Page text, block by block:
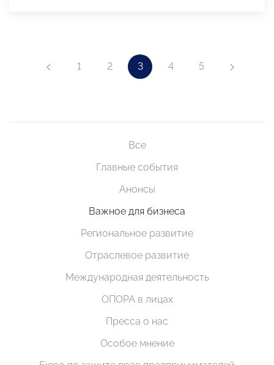
1 2 3 4 5
Все
Главные события
Анонсы
Важное для бизнеса
Региональное развитие
Отраслевое развитие
Международная деятельность
ОПОРА в лицах
Пресса о нас
Особое мнение